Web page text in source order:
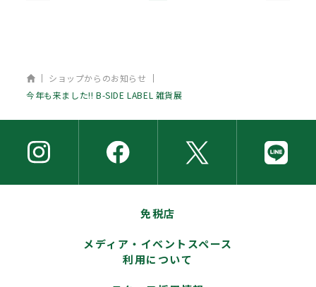
ホーム
ショップからのお知らせ
今年も来ました!! B-SIDE LABEL 雑貨展
免税店
メディア・イベントスペース
利用について